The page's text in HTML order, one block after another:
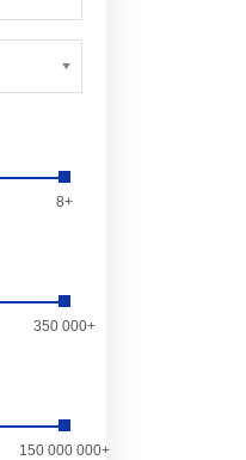
8+
350 000+
150 000 000+